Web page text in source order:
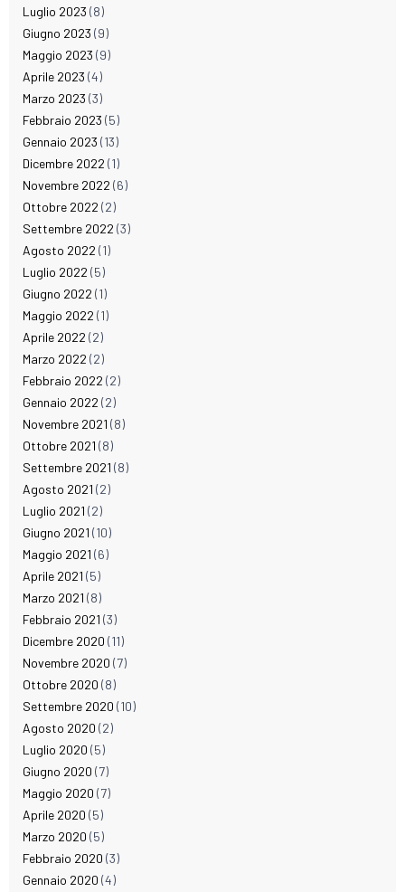
Luglio 2023 (8)
Giugno 2023 (9)
Maggio 2023 (9)
Aprile 2023 (4)
Marzo 2023 (3)
Febbraio 2023 (5)
Gennaio 2023 (13)
Dicembre 2022 (1)
Novembre 2022 (6)
Ottobre 2022 (2)
Settembre 2022 (3)
Agosto 2022 (1)
Luglio 2022 (5)
Giugno 2022 (1)
Maggio 2022 (1)
Aprile 2022 (2)
Marzo 2022 (2)
Febbraio 2022 (2)
Gennaio 2022 (2)
Novembre 2021 (8)
Ottobre 2021 (8)
Settembre 2021 (8)
Agosto 2021 (2)
Luglio 2021 (2)
Giugno 2021 (10)
Maggio 2021 (6)
Aprile 2021 (5)
Marzo 2021 (8)
Febbraio 2021 (3)
Dicembre 2020 (11)
Novembre 2020 (7)
Ottobre 2020 (8)
Settembre 2020 (10)
Agosto 2020 (2)
Luglio 2020 (5)
Giugno 2020 (7)
Maggio 2020 (7)
Aprile 2020 (5)
Marzo 2020 (5)
Febbraio 2020 (3)
Gennaio 2020 (4)